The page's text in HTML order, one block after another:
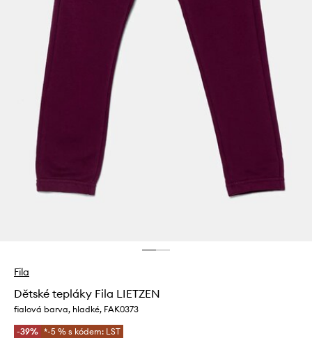
Fila
Dětské tepláky Fila LIETZEN
fialová barva, hladké, FAK0373
-39% *-5 % s kódem: LST